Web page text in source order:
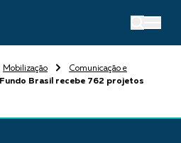
Mobilização
Comunicação e
Fundo Brasil recebe 762 projetos